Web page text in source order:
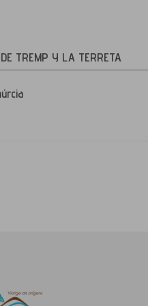
TREMP Y LA TERRETA